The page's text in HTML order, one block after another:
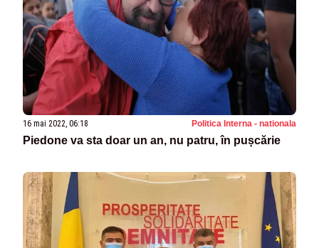
16 mai 2022, 06:18 Politica Interna - nationala
Piedone va sta doar un an, nu patru, în pușcărie